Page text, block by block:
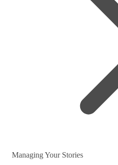
Managing Your Stories